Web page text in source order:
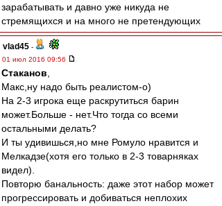
зарабатывать и давно уже никуда не
стремящихся и на много не претендующих
vlad45 -
01 июл 2016 09:56
Cтаканов
Макс,ну надо быть реалистом-о)
На 2-3 игрока еще раскрутиться барин
может.Больше - нет.Что тогда со всеми
остальными делать?
И ты удивишься,но мне Ромуло нравится и
Мелкадзе(хотя его только в 2-3 товарняках
видел).
Повторю банальность: даже этот набор может
прогрессировать и добиваться неплохих